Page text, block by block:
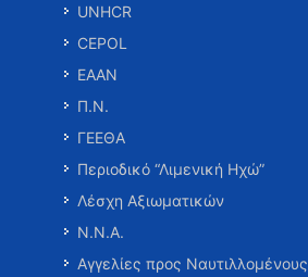
UNHCR
CEPOL
ΕΑΑΝ
Π.Ν.
ΓΕΕΘΑ
Περιοδικό “Λιμενική Ηχώ”
Λέσχη Αξιωματικών
Ν.Ν.Α.
Αγγελίες προς Ναυτιλλομένους